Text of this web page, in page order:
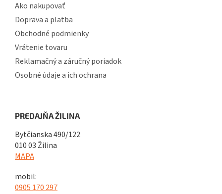
Ako nakupovať
Doprava a platba
Obchodné podmienky
Vrátenie tovaru
Reklamačný a záručný poriadok
Osobné údaje a ich ochrana
PREDAJŇA ŽILINA
Bytčianska 490/122
010 03 Žilina
MAPA
mobil:
0905 170 297